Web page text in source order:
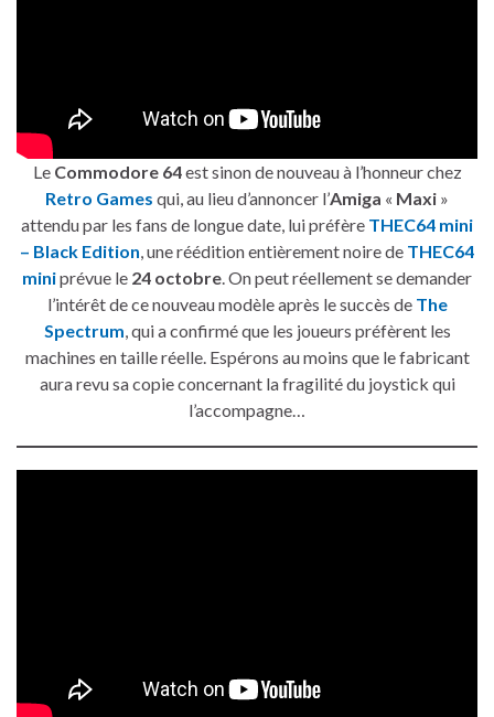
Le Commodore 64est sinon de nouveau à l’honneur chez
Retro Games qui, au lieu d’annoncer l’Amiga « Maxi »
attendu par les fans de longue date, lui préfère THEC64 mini
– Black Edition , une réédition entièrement noire de THEC64
miniprévue le 24 octobre . On peut réellement se demander
l’intérêt de ce nouveau modèle après le succès de The
Spectrum , qui a confirmé que les joueurs préfèrent les
machines en taille réelle. Espérons au moins que le fabricant
aura revu sa copie concernant la fragilité du joystick qui
l’accompagne…